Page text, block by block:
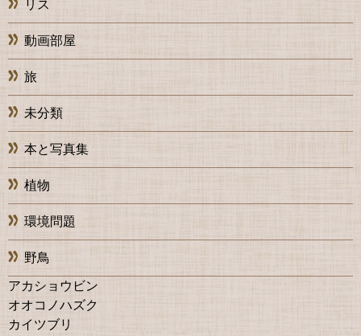
リス
動画部屋
旅
未分類
本と写真集
植物
環境問題
野鳥
アカショウビン
オオコノハズク
カイツブリ